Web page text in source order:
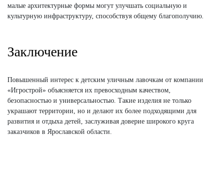
малые архитектурные формы могут улучшать социальную и
культурную инфраструктуру, способствуя общему благополучию.
Заключение
Повышенный интерес к детским уличным лавочкам от компании
«Игрострой» объясняется их превосходным качеством,
безопасностью и универсальностью. Такие изделия не только
украшают территории, но и делают их более подходящими для
развития и отдыха детей, заслуживая доверие широкого круга
заказчиков в Ярославской области.